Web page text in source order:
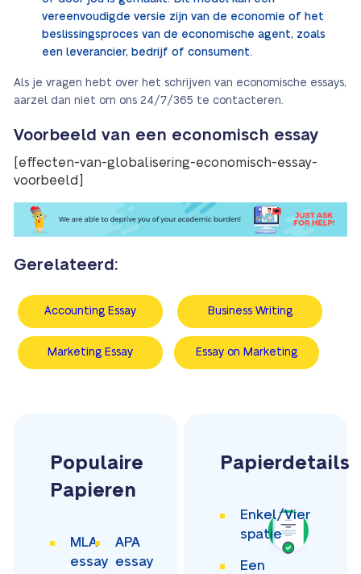
vereenvoudigde versie zijn van de economie of het
beslissingsproces van de economische agent, zoals
een leverancier, bedrijf of consument.
Als je vragen hebt over het schrijven van economische essays,
aarzel dan niet om ons 24/7/365 te contacteren.
Voorbeeld van een economisch essay
[effecten-van-globalisering-economisch-essay-
voorbeeld]
Gerelateerd:
Accounting Essay Business Writing
Marketing Essay Essay on Marketing
Populaire
Papieren
MLA
essay
APA
essay
Papierdetails
Enkel/Vier
spatie
Een